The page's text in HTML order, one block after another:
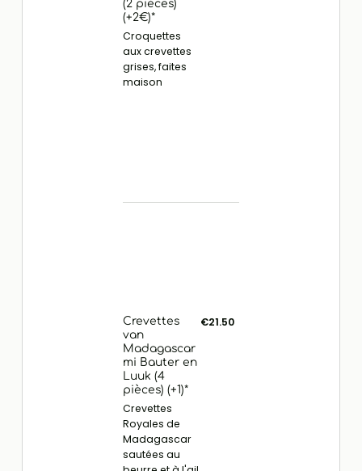
(2 pièces)
(+2€)*
Croquettes
aux crevettes
grises, faites
maison
Crevettes
van
Madagascar
mi Bauter en
Luuk (4
pièces) (+1)*
Crevettes
Royales de
Madagascar
sautées au
€21.50